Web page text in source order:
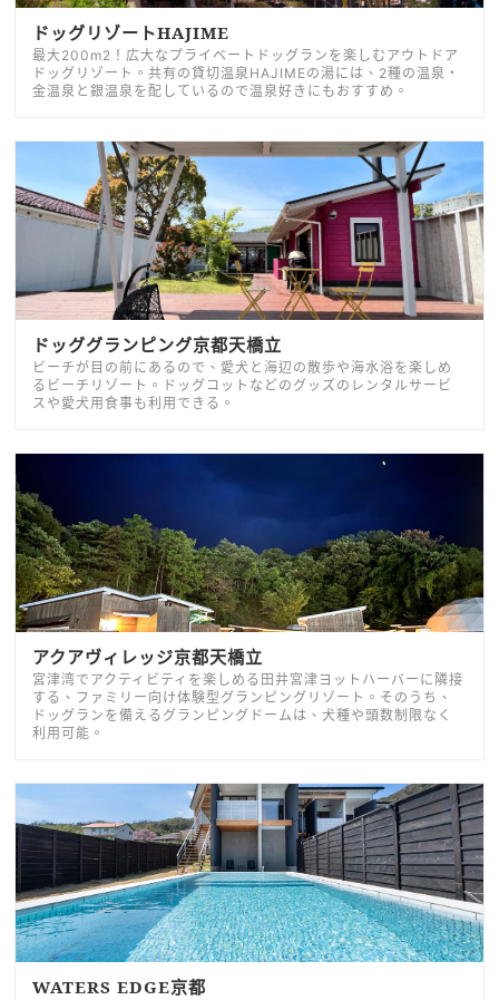
ドッグリゾートHAJIME
最大200m2！広大なプライベートドッグランを楽しむアウトドア
ドッグリゾート。共有の貸切温泉HAJIMEの湯には、2種の温泉・
金温泉と銀温泉を配しているので温泉好きにもおすすめ。
ドッググランピング京都天橋立
ビーチが目の前にあるので、愛犬と海辺の散歩や海水浴を楽しめ
るビーチリゾート。ドッグコットなどのグッズのレンタルサービ
スや愛犬用食事も利用できる。
アクアヴィレッジ京都天橋立
宮津湾でアクティビティを楽しめる田井宮津ヨットハーバーに隣接
する、ファミリー向け体験型グランピングリゾート。そのうち、
ドッグランを備えるグランピングドームは、犬種や頭数制限なく
利用可能。
WATERS EDGE京都